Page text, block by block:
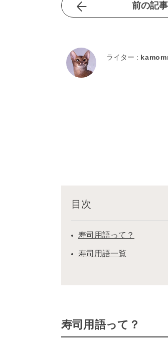
前の記
ライター :
目次
寿司用語って？
寿司用語一覧
寿司用語って？